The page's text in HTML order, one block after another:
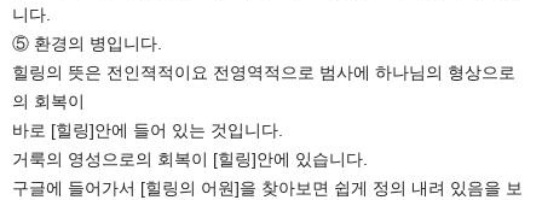
니다.
⑤ 환경의 병입니다.
힐링의 뜻은 전인젹적이요 전영역적으로 범사에 하나님의 형상으로
의 회복이
바로 [힐링]안에 들어 있는 것입니다.
거룩의 영성으로의 회복이 [힐링]안에 있습니다.
구글에 들어가서 [힐링의 어원]을 찾아보면 쉽게 정의 내려 있음을 보